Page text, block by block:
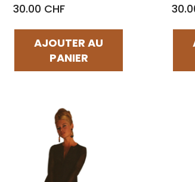
30.00 CHF
AJOUTER AU
PANIER